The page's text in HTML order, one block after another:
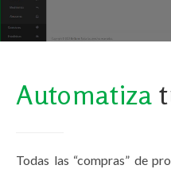
Automatiza
Todas las “compras” de